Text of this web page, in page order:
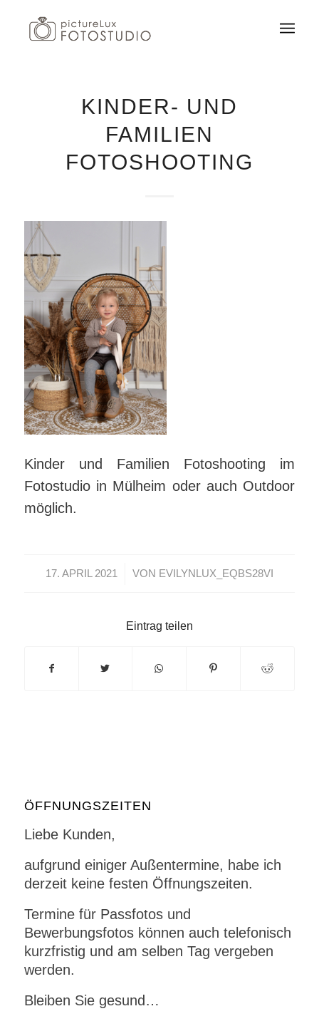
KINDER- UND
FAMILIEN
FOTOSHOOTING
Kinder und Familien Fotoshooting im
Fotostudio in Mülheim oder auch Outdoor
möglich.
17. APRIL 2021
/ VON EVILYNLUX_EQBS28VI
Eintrag teilen
ÖFFNUNGSZEITEN
Liebe Kunden,
aufgrund einiger Außentermine, habe ich
derzeit keine festen Öffnungszeiten.
Termine für Passfotos und
Bewerbungsfotos können auch telefonisch
kurzfristig und am selben Tag vergeben
werden.
Bleiben Sie gesund…